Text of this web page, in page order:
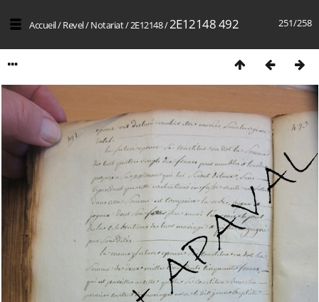
251/258
Accueil/Revel/Notariat/2E12148/2E12148 492